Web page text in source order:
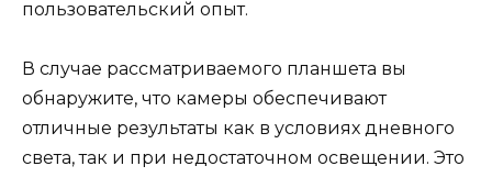
пользовательский опыт.
В случае рассматриваемого планшета вы
обнаружите, что камеры обеспечивают
отличные результаты как в условиях дневного
света, так и при недостаточном освещении. Это